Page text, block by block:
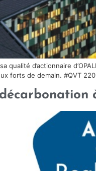
qualité d’actionnaire
forts de demain. #QVT